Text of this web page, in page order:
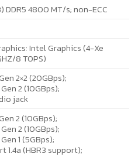
DDR5 4800 MT/s; non-ECC
Intel Graphics (4-Xe
8 TOPS)
2×2 (20GBps);
2 (10GBps);
jack
2 (10GBps);
2 (10GBps);
1 (5GBps);
1.4a (HBR3 support);